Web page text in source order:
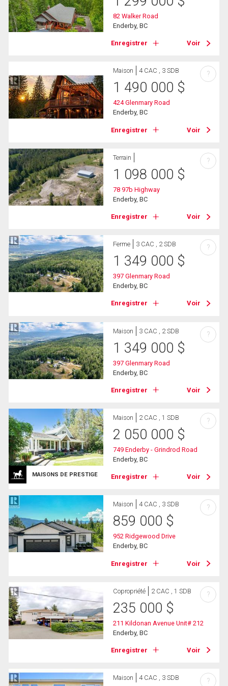
82 Walker Road
Enderby, BC
Enregistrer Voir
Maison 4 CAC , 3 SDB
1 490 000 $
424 Glenmary Road
Enderby, BC
Enregistrer Voir
?
Terrain
1 098 000 $
78 97b Highway
Enderby, BC
Enregistrer Voir
?
Ferme 3 CAC , 2 SDB
1 349 000 $
397 Glenmary Road
Enderby, BC
Enregistrer Voir
?
Maison 3 CAC , 2 SDB
1 349 000 $
397 Glenmary Road
Enderby, BC
Enregistrer Voir
?
MAISONS DE PRESTIGE
Maison 2 CAC , 1 SDB
2 050 000 $
749 Enderby - Grindrod Road
Enderby, BC
Enregistrer Voir
?
Maison 4 CAC , 3 SDB
859 000 $
952 Ridgewood Drive
Enderby, BC
Enregistrer Voir
?
Copropriété 2 CAC , 1 SDB
235 000 $
211 Kildonan Avenue Unit# 212
Enderby, BC
Enregistrer Voir
?
Maison 4 CAC , 3 SDB ?